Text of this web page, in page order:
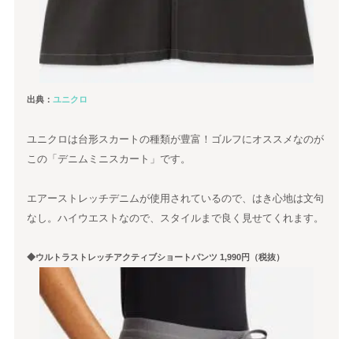
出典：ユニクロ
ユニクロは台形スカートの種類が豊富！ゴルフにオススメなのが
この「デニムミニスカート」です。
エアーストレッチデニムが使用されているので、はき心地は文句
なし。ハイウエストなので、スタイルまで良く見せてくれます。
◆ウルトラストレッチアクティブショートパンツ 1,990円（税抜）